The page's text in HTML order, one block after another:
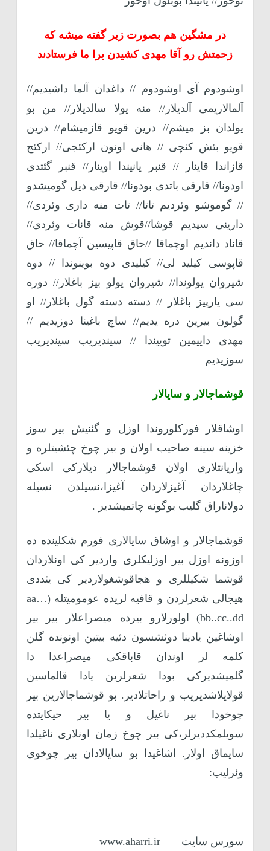
در مشگین هم بصورت زیر گفته میشه که
زحمتش رو آقا مهدی کشیدن برا ما فرستادند
اوشودوم آی اوشودوم // داغدان آلما داشیدیم//
آلمالاریمی آلدیلار// منه یولا سالدیلار// من بو
یولدان بز میشم// درین قویو قازمیشام// درین
قویو بئش کئچی // هانی اونون ارکئجی// ارکئج
قازاندا قاینار // قنبر یانیندا اوینار// قنبر گئتدی
اودونا// قارقی باتدی بودونا// قارقی دیل گومیشدو
// گوموشو وئردیم تاتا// تات منه داری وئردی//
دارینی سپدیم قوشا//قوش منه قانات وئردی//
قاناد داندیم اوچماقا //حاق قاپیسین آچماقا// حاق
قاپوسی کیلید لی// کیلیدی دوه بوینوندا // دوه
شیروان یولوندا// شیروان یولو بیز باغلار// دوره
سی یارپیز باغلار // دسته دسته گول باغلار// او
گولون بیرین دره یدیم// ساچ باغینا دوزیدیم //
مهدی داییمین توییندا // سیندیریب سیندیریب
سوزیدیم
قوشماجالار و سایالار
اوشاقلار فورکلوروندا اوزل و گئنیش بیر سوز
خزینه سینه صاحیب اولان و بیر چوخ چئشیتلره و
واریانتلاری اولان قوشماجالار دیلارکی اسکی
چاغلاردان آغیزلاردان آغیزا،نسیلدن نسیله
دولاناراق گلیب بوگونه چاتمیشدیر .
قوشماجالار و اوشاق سایالاری فورم شکلینده ده
اوزونه اوزل بیر اوزلیکلری واردیر کی اونلاردان
قوشما شکیللری و هجاقوشغولاردیر کی یئددی
هیجالی شعرلردن و قافیه لریده عومومیتله (aa…
bb..cc..dd) اولورلارو بیرده میصراعلار بیر بیر
اوشاغین یادینا دوئشسون دئیه بیتین اونونده گلن
کلمه لر اوندان قاباقکی میصراعدا دا
گلمیشدیرکی بودا شعرلرین یادا قالماسین
قولایلاشدیریب و راحاتلادیر. بو قوشماجالارین بیر
چوخودا بیر ناغیل و یا بیر حیکایتده
سویلمکددیرلر،کی بیر چوخ زمان اونلاری ناغیلدا
سایماق اولار. اشاغیدا بو سایالادان بیر چوخوی
وئرلیب:
سورس سایت www.aharri.ir